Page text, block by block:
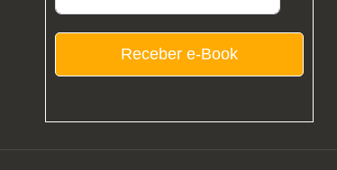
Receber e-Book